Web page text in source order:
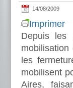
14/08/2009
Imprimer
Depuis les
les
mobilisent
Aires,